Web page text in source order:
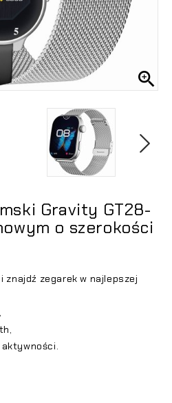

Gravity GT28-
o szerokości
znajdź zegarek w najlepszej